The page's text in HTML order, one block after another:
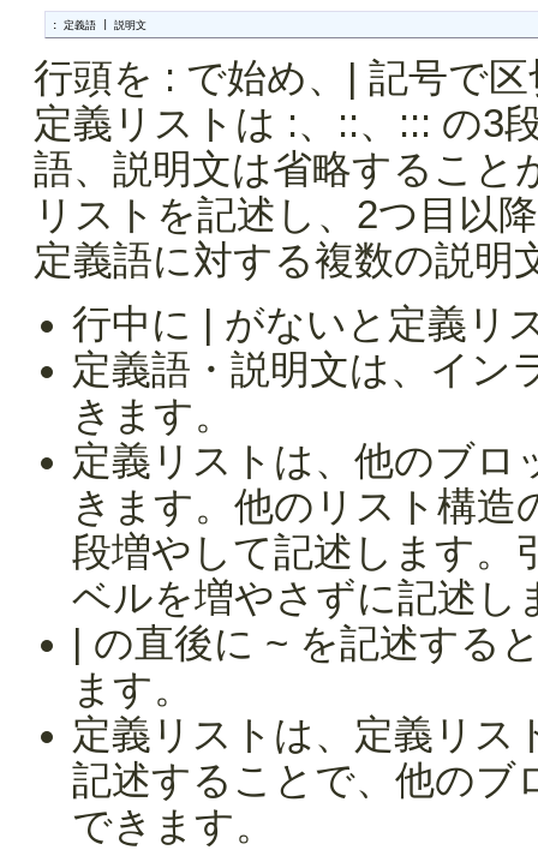
: 定義語 | 説明文
行頭を : で始め、| 記号で
定義リストは :、::、::: の3
語、説明文は省略すること
リストを記述し、2つ目以
定義語に対する複数の説明
行中に | がないと定義リ
定義語・説明文は、イン
きます。
定義リストは、他のブロ
きます。他のリスト構造
段増やして記述します。
ベルを増やさずに記述し
| の直後に ~ を記述する
ます。
定義リストは、定義リス
記述することで、他のブ
できます。